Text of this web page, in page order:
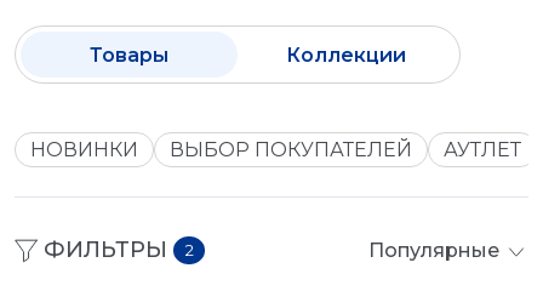
Товары Коллекции
НОВИНКИ ВЫБОР ПОКУПАТЕЛЕЙ АУТЛЕТ
ФИЛЬТРЫ 2 Популярные